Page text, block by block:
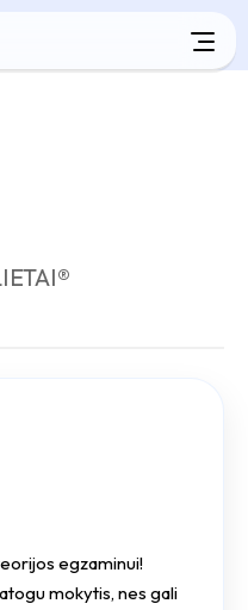
egzaminui!
mokytis, nes gali